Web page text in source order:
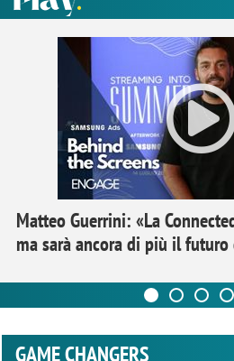
Matteo Guerrini: «La
ma sarà ancora di più il
GAME CHANGERS